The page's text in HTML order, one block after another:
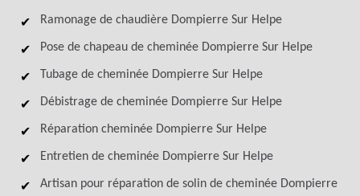
Ramonage de chaudière Dompierre Sur Helpe
Pose de chapeau de cheminée Dompierre Sur Helpe
Tubage de cheminée Dompierre Sur Helpe
Débistrage de cheminée Dompierre Sur Helpe
Réparation cheminée Dompierre Sur Helpe
Entretien de cheminée Dompierre Sur Helpe
Artisan pour réparation de solin de cheminée Dompierre